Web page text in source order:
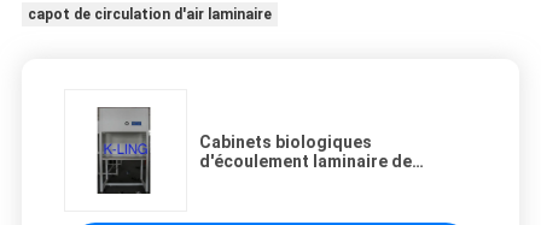
capot de circulation d'air laminaire
Cabinets biologiques
d'écoulement laminaire de